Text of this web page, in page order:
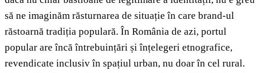
să ne imaginăm răsturnarea de situație în care brand-ul
răstoarnă tradiția populară. În România de azi, portul
popular are încă întrebuințări și înțelegeri etnografice,
revendicate inclusiv în spațiul urban, nu doar în cel rural.